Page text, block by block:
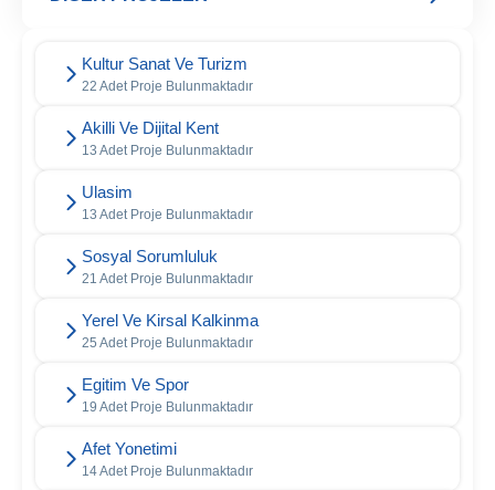
Kultur Sanat Ve Turizm
22 Adet Proje Bulunmaktadır
Akilli Ve Dijital Kent
13 Adet Proje Bulunmaktadır
Ulasim
13 Adet Proje Bulunmaktadır
Sosyal Sorumluluk
21 Adet Proje Bulunmaktadır
Yerel Ve Kirsal Kalkinma
25 Adet Proje Bulunmaktadır
Egitim Ve Spor
19 Adet Proje Bulunmaktadır
Afet Yonetimi
14 Adet Proje Bulunmaktadır